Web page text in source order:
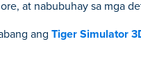
at nabubuhay sa mga
ang Tiger Simulator